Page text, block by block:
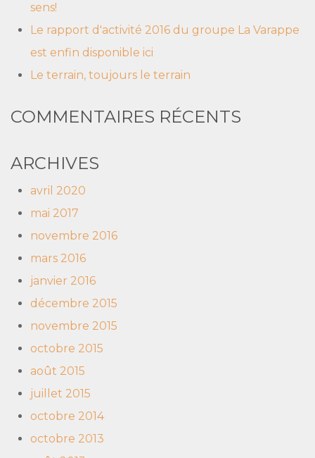
sens!
Le rapport d'activité 2016 du groupe La Varappe
est enfin disponible ici
Le terrain, toujours le terrain
COMMENTAIRES RÉCENTS
ARCHIVES
avril 2020
mai 2017
novembre 2016
mars 2016
janvier 2016
décembre 2015
novembre 2015
octobre 2015
août 2015
juillet 2015
octobre 2014
octobre 2013